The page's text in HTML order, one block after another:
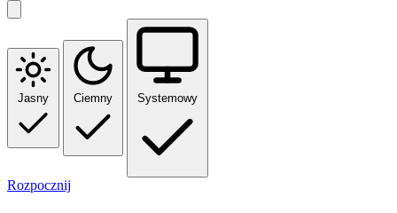
Jasny Ciemny Systemowy
Rozpocznij